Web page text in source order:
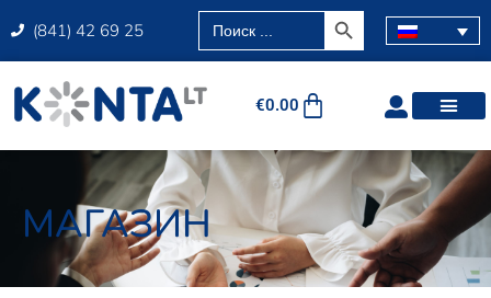
(841) 42 69 25
Search
for:
SEARCH BUTTON
€0.00
МАГАЗИН